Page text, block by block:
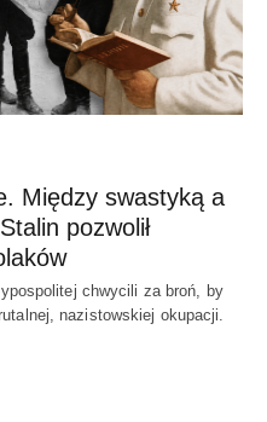
Między swastyką a
pozwolił
chwycili za broń, by
nazistowskiej okupacji.